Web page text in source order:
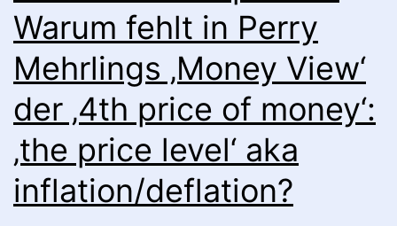
Warum fehlt in Perry
Mehrlings ‚Money View‘
der ‚4th price of money‘:
‚the price level‘ aka
inflation/deflation?